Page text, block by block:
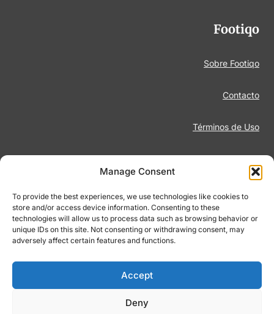
Manage Consent
To provide the best experiences, we use technologies like cookies to
store and/or access device information. Consenting to these
technologies will allow us to process data such as browsing behavior or
unique IDs on this site. Not consenting or withdrawing consent, may
adversely affect certain features and functions.
Accept
Deny
Footiqo
Sobre Footiqo
Contacto
Términos de Uso
Aviso Legal
Juego Responsable